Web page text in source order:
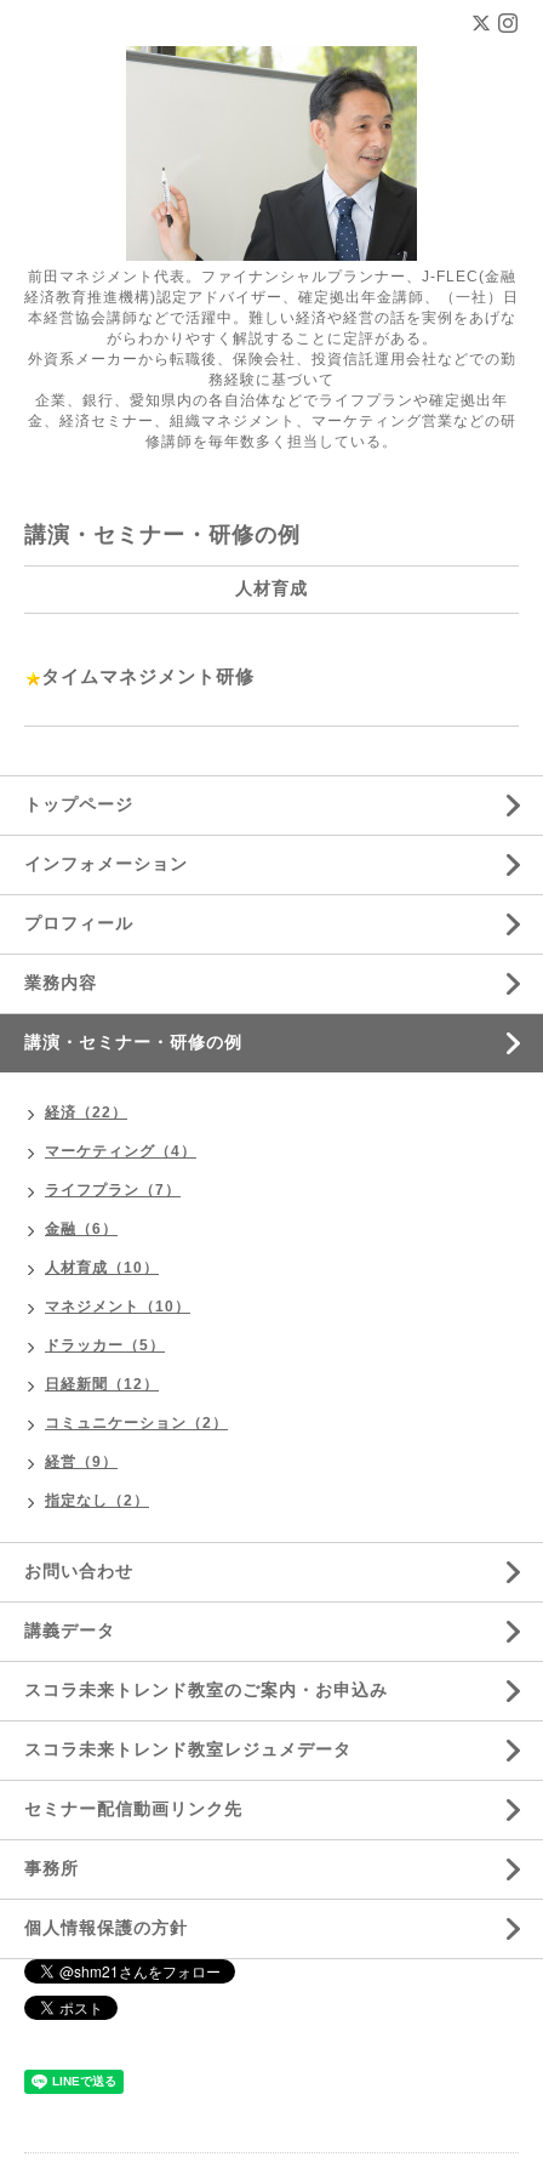
前田マネジメント代表。ファイナンシャルプランナー、J-FLEC(金融
経済教育推進機構)認定アドバイザー、確定拠出年金講師、（一社）日
本経営協会講師などで活躍中。難しい経済や経営の話を実例をあげな
がらわかりやすく解説することに定評がある。
外資系メーカーから転職後、保険会社、投資信託運用会社などでの勤
務経験に基づいて
企業、銀行、愛知県内の各自治体などでライフプランや確定拠出年
金、経済セミナー、組織マネジメント、マーケティング営業などの研
修講師を毎年数多く担当している。
講演・セミナー・研修の例
人材育成
タイムマネジメント研修
トップページ
インフォメーション
プロフィール
業務内容
講演・セミナー・研修の例
経済（22）
マーケティング（4）
ライフプラン（7）
金融（6）
人材育成（10）
マネジメント（10）
ドラッカー（5）
日経新聞（12）
コミュニケーション（2）
経営（9）
指定なし（2）
お問い合わせ
講義データ
スコラ未来トレンド教室のご案内・お申込み
スコラ未来トレンド教室レジュメデータ
セミナー配信動画リンク先
事務所
個人情報保護の方針